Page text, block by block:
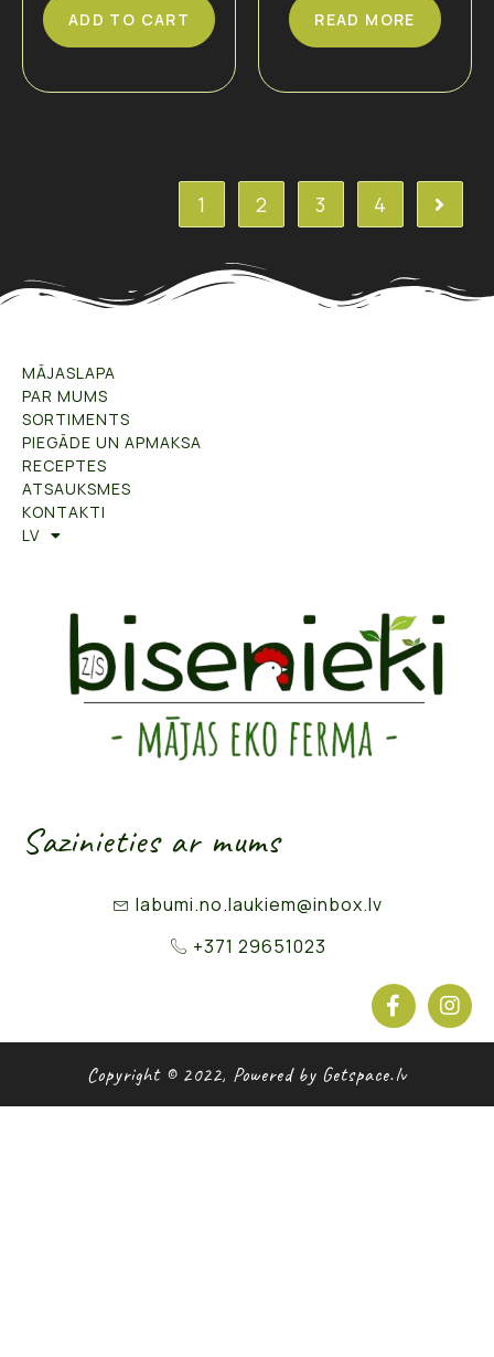
ADD TO CART READ MORE
1 2 3 4
MĀJASLAPA
PAR MUMS
SORTIMENTS
PIEGĀDE UN APMAKSA
RECEPTES
ATSAUKSMES
KONTAKTI
LV
Sazinieties ar mums
labumi.no.laukiem@inbox.lv
+371 29651023
Copyright © 2022, Powered by Getspace.lv